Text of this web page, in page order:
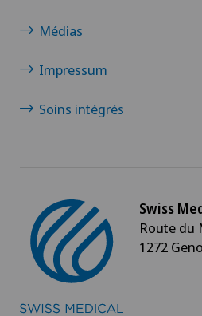
Dysfonctionnement
Echographie
Endocrinologie
Médias
Impressum
Soins intégrés
Swiss
Route du
1272